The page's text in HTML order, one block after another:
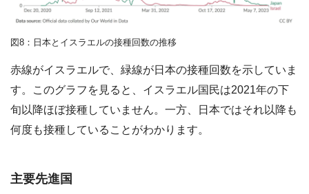
図8：日本とイスラエルの接種回数の推移
赤線がイスラエルで、緑線が日本の接種回数を示していま
す。このグラフを見ると、イスラエル国民は2021年の下
旬以降ほぼ接種していません。一方、日本ではそれ以降も
何度も接種していることがわかります。
主要先進国